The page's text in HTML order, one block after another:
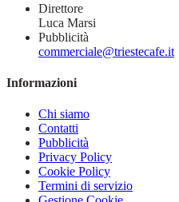
Direttore
Luca Marsi
Pubblicità
commerciale@triestecafe.it
Informazioni
Chi siamo
Contatti
Pubblicità
Privacy Policy
Cookie Policy
Termini di servizio